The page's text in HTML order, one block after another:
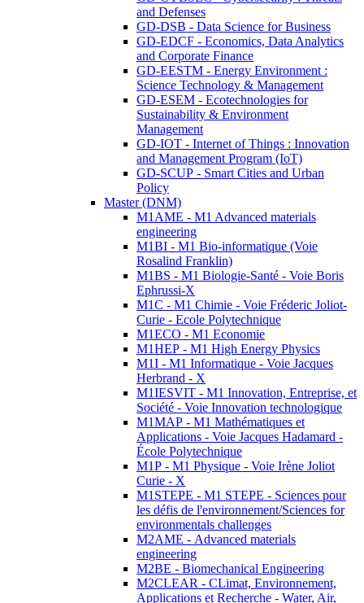
and Defenses
GD-DSB - Data Science for Business
GD-EDCF - Economics, Data Analytics
and Corporate Finance
GD-EESTM - Energy Environment :
Science Technology & Management
GD-ESEM - Ecotechnologies for
Sustainability & Environment
Management
GD-IOT - Internet of Things : Innovation
and Management Program (IoT)
GD-SCUP - Smart Cities and Urban
Policy
Master (DNM)
M1AME - M1 Advanced materials
engineering
M1BI - M1 Bio-informatique (Voie
Rosalind Franklin)
M1BS - M1 Biologie-Santé - Voie Boris
Ephrussi-X
M1C - M1 Chimie - Voie Fréderic Joliot-
Curie - Ecole Polytechnique
M1ECO - M1 Economie
M1HEP - M1 High Energy Physics
M1I - M1 Informatique - Voie Jacques
Herbrand - X
M1IESVIT - M1 Innovation, Entreprise, et
Société - Voie Innovation technologique
M1MAP - M1 Mathématiques et
Applications - Voie Jacques Hadamard -
École Polytechnique
M1P - M1 Physique - Voie Irène Joliot
Curie - X
M1STEPE - M1 STEPE - Sciences pour
les défis de l'environnement/Sciences for
environmentals challenges
M2AME - Advanced materials
engineering
M2BE - Biomechanical Engineering
M2CLEAR - CLimat, Environnement,
Applications et Recherche - Water, Air,